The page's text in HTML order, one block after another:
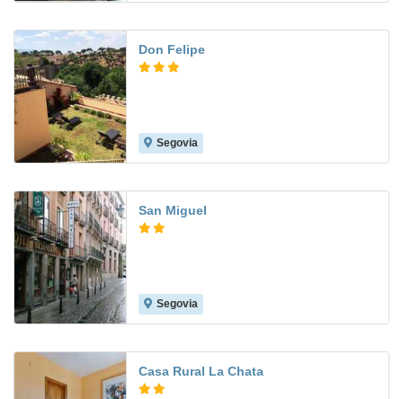
Don Felipe
Segovia
San Miguel
Segovia
Casa Rural La Chata